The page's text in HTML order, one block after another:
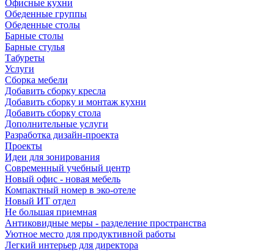
Офисные кухни
Обеденные группы
Обеденные столы
Барные столы
Барные стулья
Табуреты
Услуги
Сборка мебели
Добавить сборку кресла
Добавить сборку и монтаж кухни
Добавить сборку стола
Дополнительные услуги
Разработка дизайн-проекта
Проекты
Идеи для зонирования
Современный учебный центр
Новый офис - новая мебель
Компактный номер в эко-отеле
Новый ИТ отдел
Не большая приемная
Антиковидные меры - разделение пространства
Уютное место для продуктивной работы
Легкий интерьер для директора